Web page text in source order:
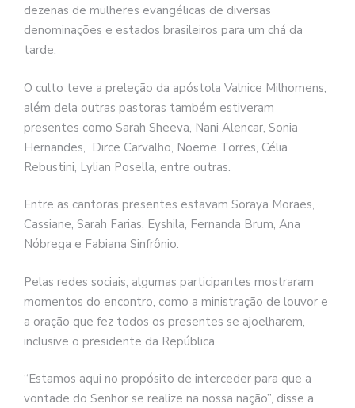
dezenas de mulheres evangélicas de diversas
denominações e estados brasileiros para um chá da
tarde.
O culto teve a preleção da apóstola Valnice Milhomens,
além dela outras pastoras também estiveram
presentes como Sarah Sheeva, Nani Alencar, Sonia
Hernandes, Dirce Carvalho, Noeme Torres, Célia
Rebustini, Lylian Posella, entre outras.
Entre as cantoras presentes estavam Soraya Moraes,
Cassiane, Sarah Farias, Eyshila, Fernanda Brum, Ana
Nóbrega e Fabiana Sinfrônio.
Pelas redes sociais, algumas participantes mostraram
momentos do encontro, como a ministração de louvor e
a oração que fez todos os presentes se ajoelharem,
inclusive o presidente da República.
“Estamos aqui no propósito de interceder para que a
vontade do Senhor se realize na nossa nação”, disse a